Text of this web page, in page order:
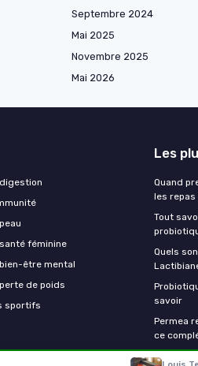
Septembre 2024
Mai 2025
Novembre 2025
Mai 2026
féminine
être mental
de poids
sportifs
Les
Quand
les repas
Tout
Quels
savoir
Permea
ce